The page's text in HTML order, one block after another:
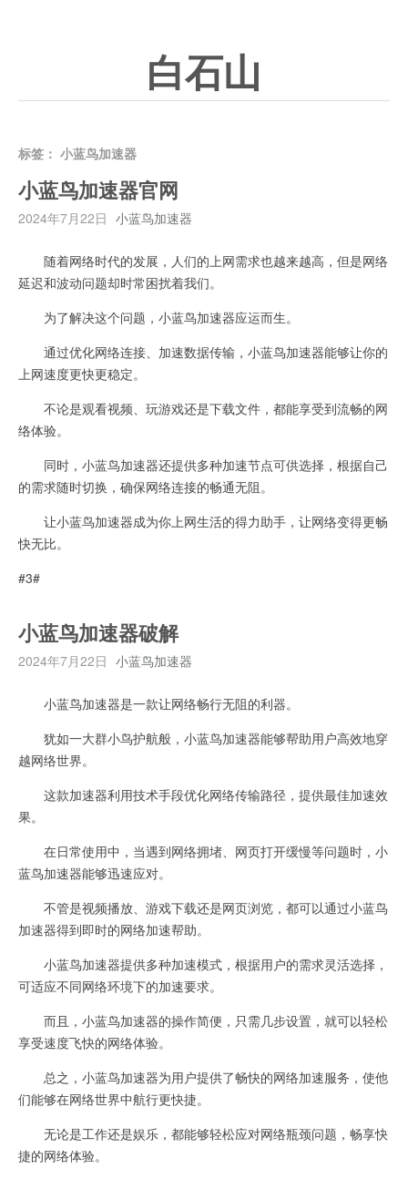
白石山
标签： 小蓝鸟加速器
小蓝鸟加速器官网
2024年7月22日 小蓝鸟加速器
随着网络时代的发展，人们的上网需求也越来越高，但是网络
延迟和波动问题却时常困扰着我们。
为了解决这个问题，小蓝鸟加速器应运而生。
通过优化网络连接、加速数据传输，小蓝鸟加速器能够让你的
上网速度更快更稳定。
不论是观看视频、玩游戏还是下载文件，都能享受到流畅的网
络体验。
同时，小蓝鸟加速器还提供多种加速节点可供选择，根据自己
的需求随时切换，确保网络连接的畅通无阻。
让小蓝鸟加速器成为你上网生活的得力助手，让网络变得更畅
快无比。
#3#
小蓝鸟加速器破解
2024年7月22日 小蓝鸟加速器
小蓝鸟加速器是一款让网络畅行无阻的利器。
犹如一大群小鸟护航般，小蓝鸟加速器能够帮助用户高效地穿
越网络世界。
这款加速器利用技术手段优化网络传输路径，提供最佳加速效
果。
在日常使用中，当遇到网络拥堵、网页打开缓慢等问题时，小
蓝鸟加速器能够迅速应对。
不管是视频播放、游戏下载还是网页浏览，都可以通过小蓝鸟
加速器得到即时的网络加速帮助。
小蓝鸟加速器提供多种加速模式，根据用户的需求灵活选择，
可适应不同网络环境下的加速要求。
而且，小蓝鸟加速器的操作简便，只需几步设置，就可以轻松
享受速度飞快的网络体验。
总之，小蓝鸟加速器为用户提供了畅快的网络加速服务，使他
们能够在网络世界中航行更快捷。
无论是工作还是娱乐，都能够轻松应对网络瓶颈问题，畅享快
捷的网络体验。